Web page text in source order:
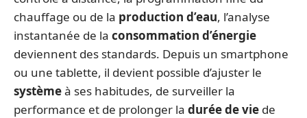
chauffage ou de la production d’eau, l’analyse
instantanée de la consommation d’énergie
deviennent des standards. Depuis un smartphone
ou une tablette, il devient possible d’ajuster le
systèmeà ses habitudes, de surveiller la
performance et de prolonger la durée de vie de